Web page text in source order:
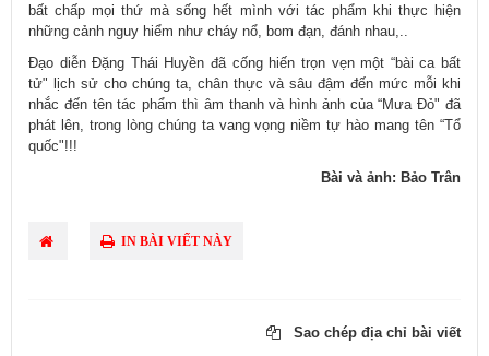
bất chấp mọi thứ mà sống hết mình với tác phẩm khi thực hiện
những cảnh nguy hiểm như cháy nổ, bom đạn, đánh nhau,..
Đạo diễn Đặng Thái Huyền đã cống hiến trọn vẹn một “bài ca bất
tử" lịch sử cho chúng ta, chân thực và sâu đậm đến mức mỗi khi
nhắc đến tên tác phẩm thì âm thanh và hình ảnh của “Mưa Đỏ" đã
phát lên, trong lòng chúng ta vang vọng niềm tự hào mang tên “Tổ
quốc"!!!
Bài và ảnh: Bảo Trân
IN BÀI VIẾT NÀY
Sao chép địa chỉ bài viết